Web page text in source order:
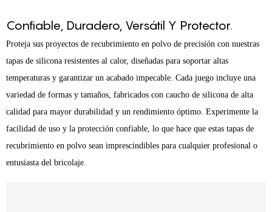
Confiable, Duradero, Versátil Y Protector.
Proteja sus proyectos de recubrimiento en polvo de precisión con nuestras
tapas de silicona resistentes al calor, diseñadas para soportar altas
temperaturas y garantizar un acabado impecable. Cada juego incluye una
variedad de formas y tamaños, fabricados con caucho de silicona de alta
calidad para mayor durabilidad y un rendimiento óptimo. Experimente la
facilidad de uso y la protección confiable, lo que hace que estas tapas de
recubrimiento en polvo sean imprescindibles para cualquier profesional o
entusiasta del bricolaje.